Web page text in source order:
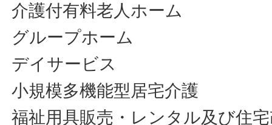
介護付有料老人ホーム
グループホーム
デイサービス
小規模多機能型居宅介護
福祉用具販売・レンタル及び住